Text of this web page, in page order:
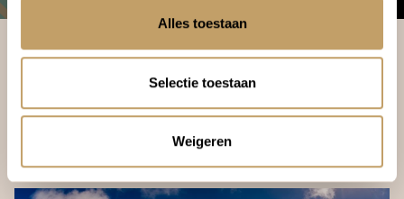
Alles toestaan
Selectie toestaan
Weigeren
DOOR ONZE REISEXPERTS
Naar Zuid-Afrika: handige